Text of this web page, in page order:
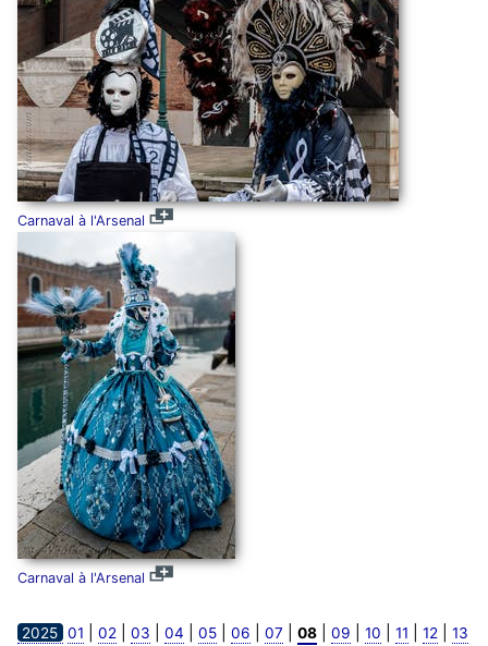
Carnaval à l'Arsenal
Carnaval à l'Arsenal
2025 01 02 03 04 05| 06 07 08| 09 10 11 12 13